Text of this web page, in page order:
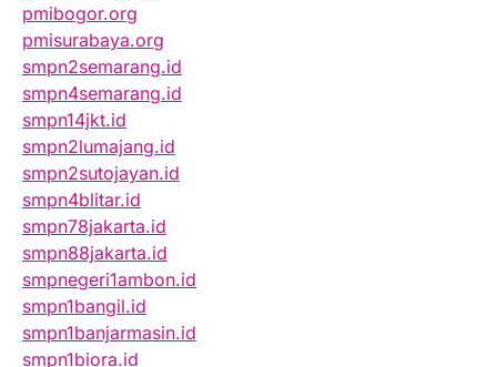
pmibogor.org
pmisurabaya.org
smpn2semarang.id
smpn4semarang.id
smpn14jkt.id
smpn2lumajang.id
smpn2sutojayan.id
smpn4blitar.id
smpn78jakarta.id
smpn88jakarta.id
smpnegeri1ambon.id
smpn1bangil.id
smpn1banjarmasin.id
smpn1biora.id